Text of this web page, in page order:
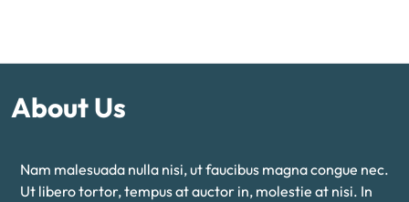
About Us
Nam malesuada nulla nisi, ut faucibus magna congue nec.
Ut libero tortor, tempus at auctor in, molestie at nisi. In